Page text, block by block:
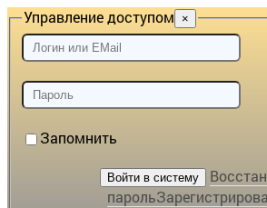
Управление доступом ×
Запомнить
пароль